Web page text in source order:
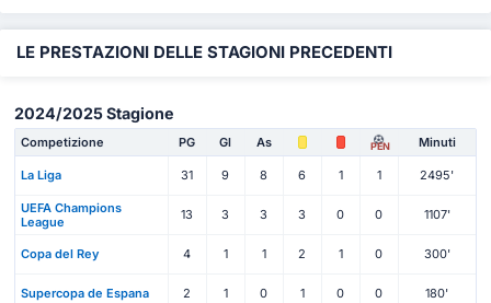
LE PRESTAZIONI DELLE STAGIONI PRECEDENTI
2024/2025 Stagione
Competizione PG Gl As PEN Minuti
La Liga 31 9 8 6 1 1 2495'
UEFA Champions
League
13 3 3 3 0 0 1107'
Copa del Rey 4 1 1 2 1 0 300'
Supercopa de Espana 2 1 0 1 0 0 180'